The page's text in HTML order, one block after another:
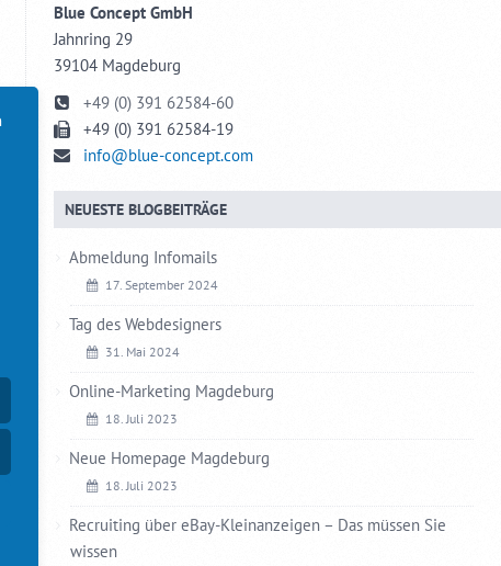
Blue Concept GmbH
Jahnring 29
39104 Magdeburg
+49 (0) 391 62584-60
+49 (0) 391 62584-19
info@blue-concept.com
NEUESTE BLOGBEITRÄGE
Abmeldung Infomails
17. September 2024
Tag des Webdesigners
31. Mai 2024
Online-Marketing Magdeburg
18. Juli 2023
Neue Homepage Magdeburg
18. Juli 2023
Recruiting über eBay-Kleinanzeigen – Das müssen Sie
wissen